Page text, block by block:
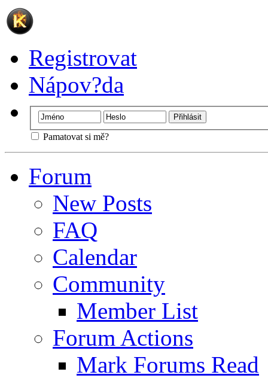
Registrovat
Nápov?da
Pamatovat si mě?
Forum
New Posts
FAQ
Calendar
Community
Member List
Forum Actions
Mark Forums Read